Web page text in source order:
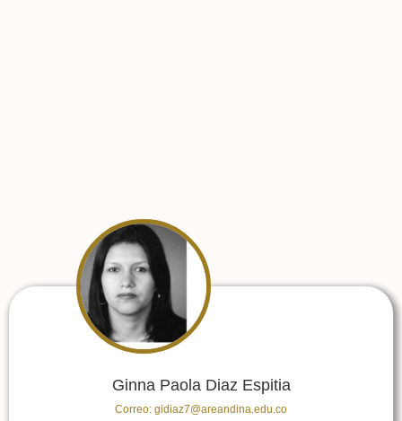
Ginna Paola Diaz Espitia
Correo: gidiaz7@areandina.edu.co